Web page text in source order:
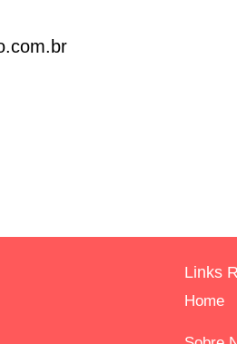
Links
Home